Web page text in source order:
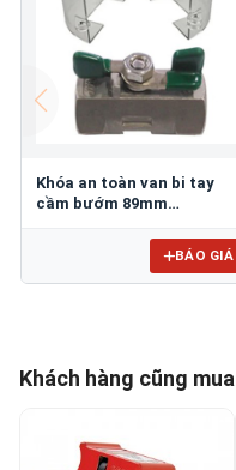
Khóa an toàn van bi tay
cầm bướm 89mm
BÁO GIÁ
Khách hàng cũng